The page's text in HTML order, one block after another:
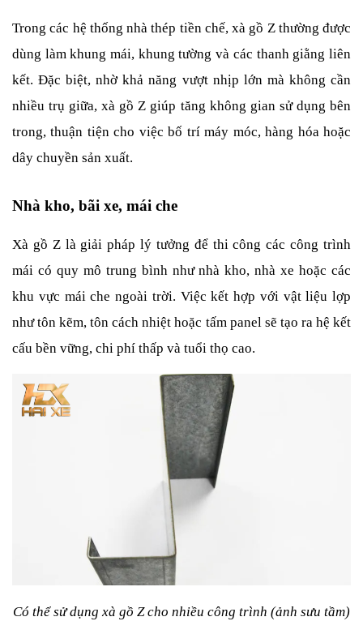
Trong các hệ thống nhà thép tiền chế, xà gồ Z thường được
dùng làm khung mái, khung tường và các thanh giằng liên
kết. Đặc biệt, nhờ khả năng vượt nhịp lớn mà không cần
nhiều trụ giữa, xà gồ Z giúp tăng không gian sử dụng bên
trong, thuận tiện cho việc bố trí máy móc, hàng hóa hoặc
dây chuyền sản xuất.
Nhà kho, bãi xe, mái che
Xà gồ Z là giải pháp lý tưởng để thi công các công trình
mái có quy mô trung bình như nhà kho, nhà xe hoặc các
khu vực mái che ngoài trời. Việc kết hợp với vật liệu lợp
như tôn kẽm, tôn cách nhiệt hoặc tấm panel sẽ tạo ra hệ kết
cấu bền vững, chi phí thấp và tuổi thọ cao.
Có thể sử dụng xà gồ Z cho nhiều công trình (ảnh sưu tầm)